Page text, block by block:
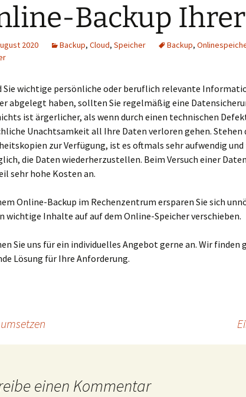
Backup
2020 Backup, Cloud, Speicher Backup,
Sie wichtige persönliche oder beruflich relevante
abgelegt haben, sollten Sie regelmäßig eine
ist ärgerlicher, als wenn durch einen technischen
Unachtsamkeit all Ihre Daten verloren gehen. Stehen
zur Verfügung, ist es oftmals sehr aufwendig
die Daten wiederherzustellen. Beim Versuch einer
sehr hohe Kosten an.
Online-Backup im Rechenzentrum ersparen Sie sich
wichtige Inhalte auf auf dem Online-Speicher verschieben.
Sie uns für ein individuelles Angebot gerne an. Wir
Lösung für Ihre Anforderung.
einen Kommentar